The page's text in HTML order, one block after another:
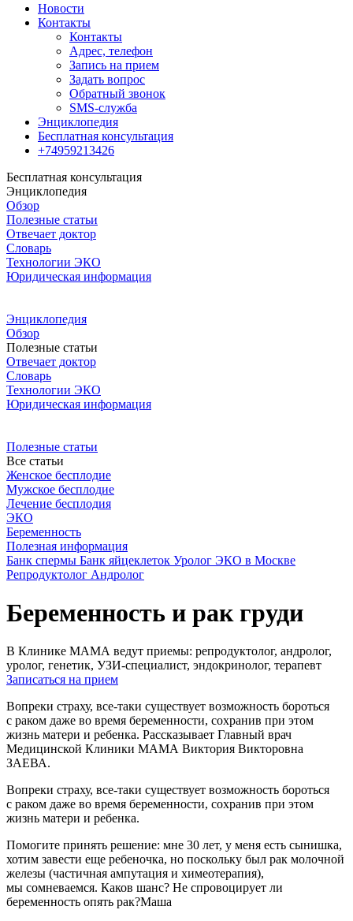
Новости
Контакты
Контакты
Адрес, телефон
Запись на прием
Задать вопрос
Обратный звонок
SMS-служба
Энциклопедия
Бесплатная консультация
+74959213426
Бесплатная консультация
Энциклопедия
Обзор
Полезные статьи
Отвечает доктор
Словарь
Технологии ЭКО
Юридическая информация
Энциклопедия
Обзор
Полезные статьи
Отвечает доктор
Словарь
Технологии ЭКО
Юридическая информация
Полезные статьи
Все статьи
Женское бесплодие
Мужское бесплодие
Лечение бесплодия
ЭКО
Беременность
Полезная информация
Банк спермы Банк яйцеклеток Уролог ЭКО в Москве
Репродуктолог Андролог
Беременность и рак груди
В Клинике МАМА ведут приемы: репродуктолог, андролог,
уролог, генетик, УЗИ-специалист, эндокринолог, терапевт
Записаться на прием
Вопреки страху, все-таки существует возможность бороться
с раком даже во время беременности, сохранив при этом
жизнь матери и ребенка. Рассказывает Главный врач
Медицинской Клиники МАМА Виктория Викторовна
ЗАЕВА.
Вопреки страху, все-таки существует возможность бороться
с раком даже во время беременности, сохранив при этом
жизнь матери и ребенка.
Помогите принять решение: мне 30 лет, у меня есть сынишка,
хотим завести еще ребеночка, но поскольку был рак молочной
железы (частичная ампутация и химеотерапия),
мы сомневаемся. Каков шанс? Не спровоцирует ли
беременность опять рак?Маша